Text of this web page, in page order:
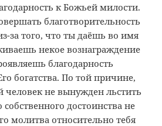
к Божьей милости.
благотворительность
за того, что ты даёшь во имя
некое вознаграждение
благодарность
богатства. По той причине,
не вынужден льстить
собственного достоинства не
молитва относительно тебя